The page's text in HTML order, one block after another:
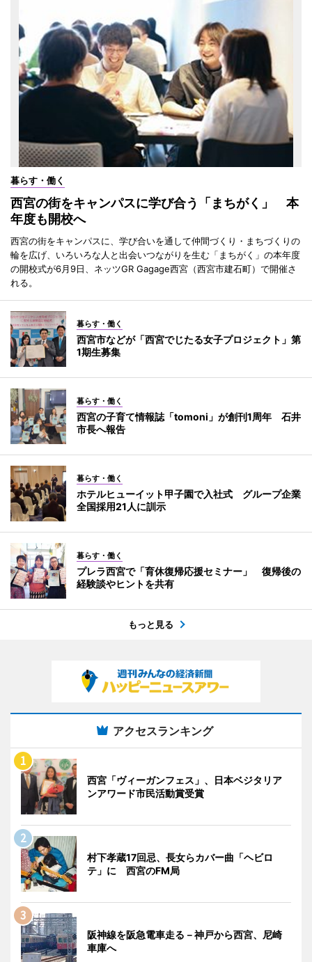
暮らす・働く
西宮の街をキャンパスに学び合う「まちがく」 本
年度も開校へ
西宮の街をキャンパスに、学び合いを通して仲間づくり・まちづくりの
輪を広げ、いろいろな人と出会いつながりを生む「まちがく」の本年度
の開校式が6月9日、ネッツGR Gagage西宮（西宮市建石町）で開催さ
れる。
暮らす・働く
西宮市などが「西宮でじたる女子プロジェクト」第
1期生募集
暮らす・働く
西宮の子育て情報誌「tomoni」が創刊1周年 石井
市長へ報告
暮らす・働く
ホテルヒューイット甲子園で入社式 グループ企業
全国採用21人に訓示
暮らす・働く
プレラ西宮で「育休復帰応援セミナー」 復帰後の
経験談やヒントを共有
もっと見る
アクセスランキング
西宮「ヴィーガンフェス」、日本ベジタリア
ンアワード市民活動賞受賞
村下孝蔵17回忌、長女らカバー曲「ヘビロ
テ」に 西宮のFM局
阪神線を阪急電車走る－神戸から西宮、尼崎
車庫へ